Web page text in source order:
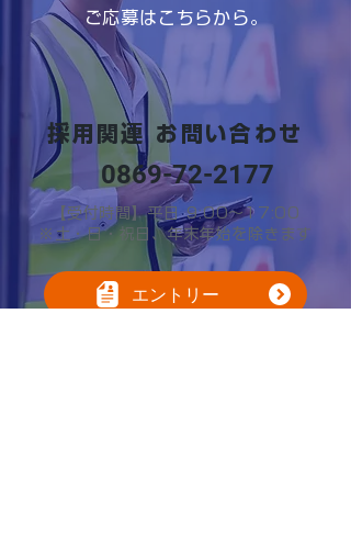
ご応募はこちらから。
採用関連 お問い合わせ
0869-72-2177
【受付時間】平日 9:00～17:00
※土・日・祝日、年末年始を除きます
エントリー